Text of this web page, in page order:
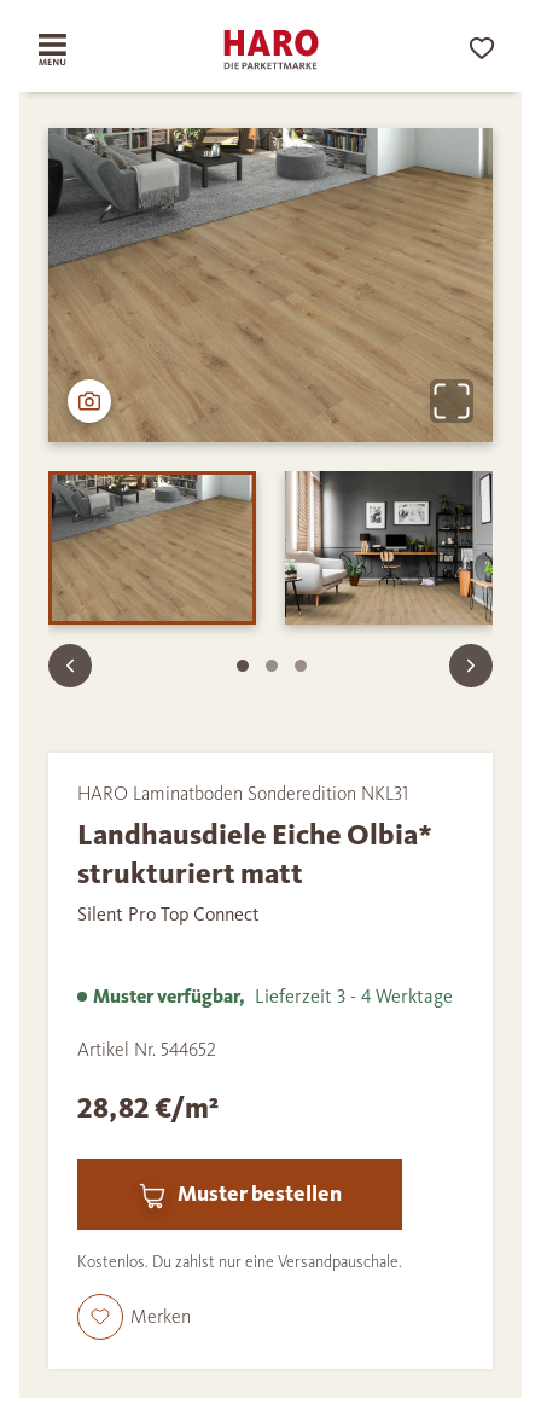
HARO Laminatboden Sonderedition NKL31
Landhausdiele Eiche Olbia*
strukturiert matt
Silent Pro Top Connect
Muster verfügbar, Lieferzeit 3 - 4 Werktage
Artikel Nr. 544652
28,82 €/m²
Muster bestellen
Kostenlos. Du zahlst nur eine Versandpauschale.
Merken